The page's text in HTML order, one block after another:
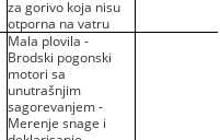
za gorivo koja nisu
otporna na vatru
Mala plovila -
Brodski pogonski
motori sa
unutrašnjim
sagorevanjem -
Merenje snage i